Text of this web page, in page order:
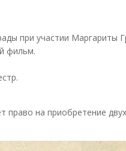
при участии Маргариты
фильм.
право на приобретение